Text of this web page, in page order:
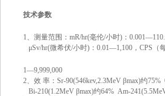
技术参数
1、测量范围：mR/hr(毫伦/小时)：
μSv/hr(微希伏/小时)：0.01—1,100，CPS
1—9,999,000
2、效 率：Sr-90(546kev,2.3MeV βmax)约75%
Bi-210(1.2MeV βmax)约64% Am-